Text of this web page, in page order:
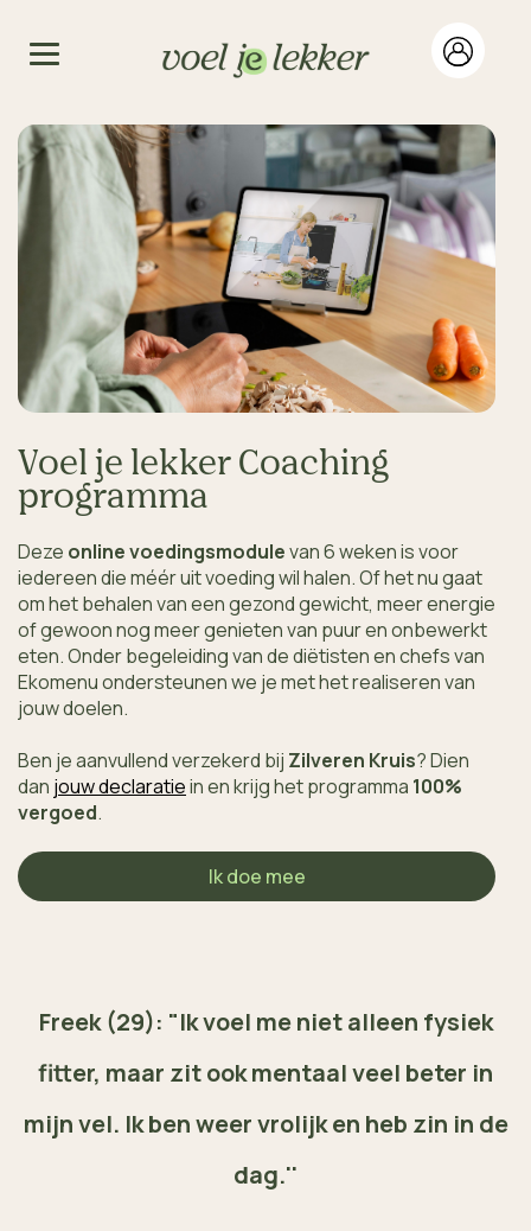
Voel je lekker Coaching
programma
Deze online voedingsmodulevan 6 weken is voor
iedereen die méér uit voeding wil halen. Of het nu gaat
om het behalen van een gezond gewicht, meer energie
of gewoon nog meer genieten van puur en onbewerkt
eten. Onder begeleiding van de diëtisten en chefs van
Ekomenu ondersteunen we je met het realiseren van
jouw doelen.
Ben je aanvullend verzekerd bij Zilveren Kruis?Dien
dan jouw declaratiein en krijg het programma 100%
vergoed.
Ik doe mee
Freek (29): "Ik voel me niet alleen fysiek
fitter, maar zit ook mentaal veel beter in
mijn vel. Ik ben weer vrolijk en heb zin in de
dag.''